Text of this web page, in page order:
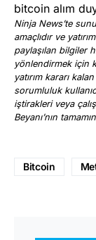
bitcoin alım
Ninja News’te
amaçlıdır ve
paylaşılan bilgiler
yönlendirmek için
yatırım kararı
sorumluluk
iştirakleri veya
Beyanı’nın
Bitcoin